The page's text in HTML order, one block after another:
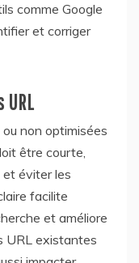
comme Google
et corriger
non optimisées
être courte,
éviter les
facilite
et améliore
URL existantes